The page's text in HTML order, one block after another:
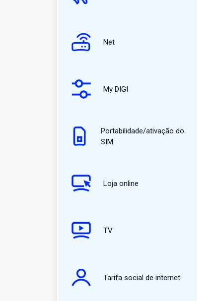
Net
My DIGI
Portabilidade/ativação do
SIM
Loja online
TV
Tarifa social de internet